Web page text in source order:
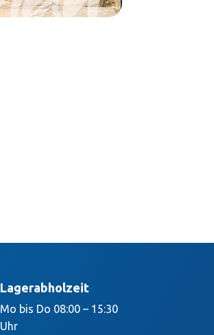
Lagerabholzeit
Mo bis Do 08:00 – 15:30
Uhr